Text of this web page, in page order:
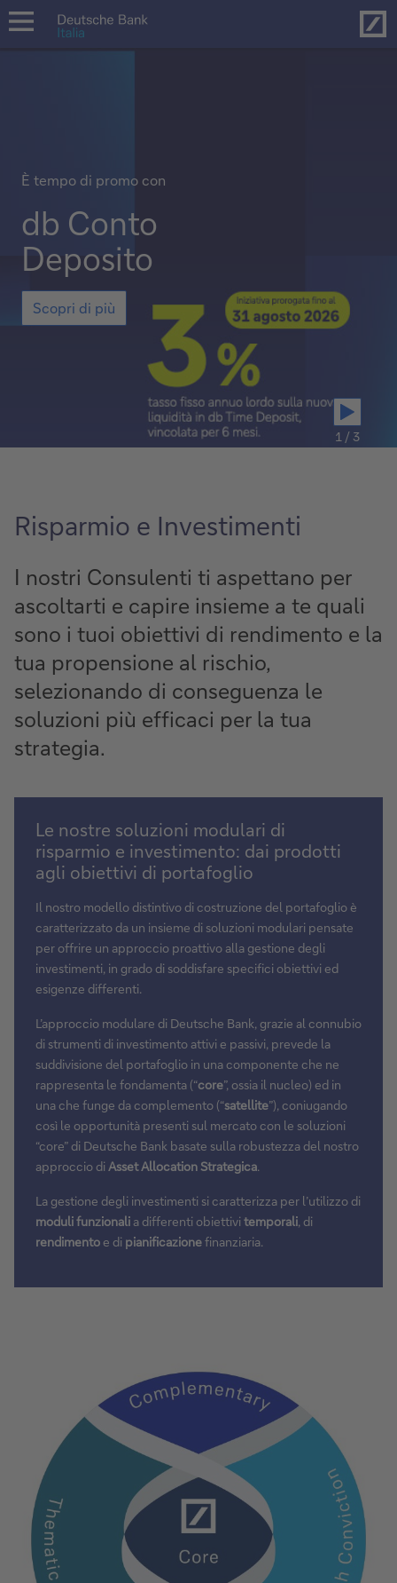
open
È tempo di promo con
db Conto
Deposito
Scopri
di
più
Scopri di più
1 / 3
Risparmio e Investimenti
I nostri Consulenti ti aspettano per
ascoltarti e capire insieme a te quali
sono i tuoi obiettivi di rendimento e la
tua propensione al rischio,
selezionando di conseguenza le
soluzioni più efficaci per la tua
strategia.
Le nostre soluzioni modulari di
risparmio e investimento: dai prodotti
agli obiettivi di portafoglio
Il nostro modello distintivo di costruzione del portafoglio è
caratterizzato da un insieme di soluzioni modulari pensate
per offrire un approccio proattivo alla gestione degli
investimenti, in grado di soddisfare specifici obiettivi ed
esigenze differenti.
L’approccio modulare di Deutsche Bank, grazie al connubio
di strumenti di investimento attivi e passivi, prevede la
suddivisione del portafoglio in una componente che ne
rappresenta le fondamenta (“core”, ossia il nucleo) ed in
una che funge da complemento (“satellite”), coniugando
così le opportunità presenti sul mercato con le soluzioni
“core” di Deutsche Bank basate sulla robustezza del nostro
approccio di Asset Allocation Strategica.
La gestione degli investimenti si caratterizza per l’utilizzo di
moduli funzionali a differenti obiettivi temporali, di
rendimento e di pianificazionefinanziaria.